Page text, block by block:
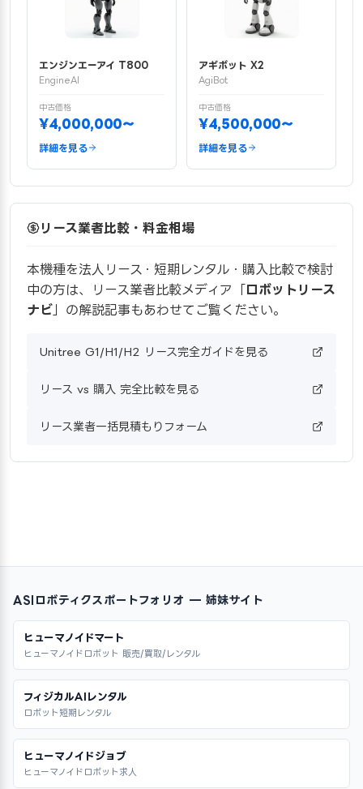
エンジンエーアイ T800
EngineAI
中古価格
¥4,000,000〜
詳細を見る
アギボット X2
AgiBot
中古価格
¥4,500,000〜
詳細を見る
リース業者比較・料金相場
本機種を法人リース・短期レンタル・購入比較で検討
中の方は、リース業者比較メディア「ロボットリース
ナビ 」の解説記事もあわせてご覧ください。
Unitree G1/H1/H2 リース完全ガイドを見る
リース vs 購入 完全比較を見る
リース業者一括見積もりフォーム
ASIロボティクスポートフォリオ — 姉妹サイト
ヒューマノイドマート
ヒューマノイドロボット 販売/買取/レンタル
フィジカルAIレンタル
ロボット短期レンタル
ヒューマノイドジョブ
ヒューマノイドロボット求人